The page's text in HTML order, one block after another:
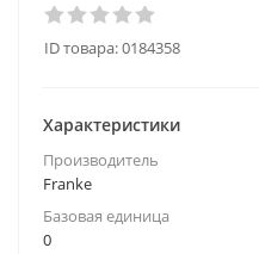
ID товара:0184358
Характеристики
Производитель
Franke
Базовая единица
0